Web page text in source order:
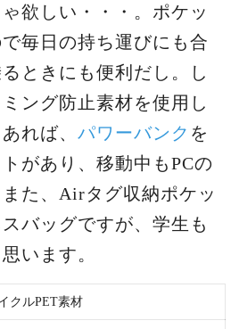
欲しい・・・。ポケッ
毎日の持ち運びにも合
ときにも便利だし。し
ング防止素材を使用し
れば、 パワーバンク を
があり、移動中もPCの
た、Airタグ収納ポケッ
バッグですが、学生も
います。
クルPET素材